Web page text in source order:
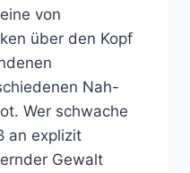
von
über den Kopf
Nah-
Wer schwache
an explizit
Gewalt